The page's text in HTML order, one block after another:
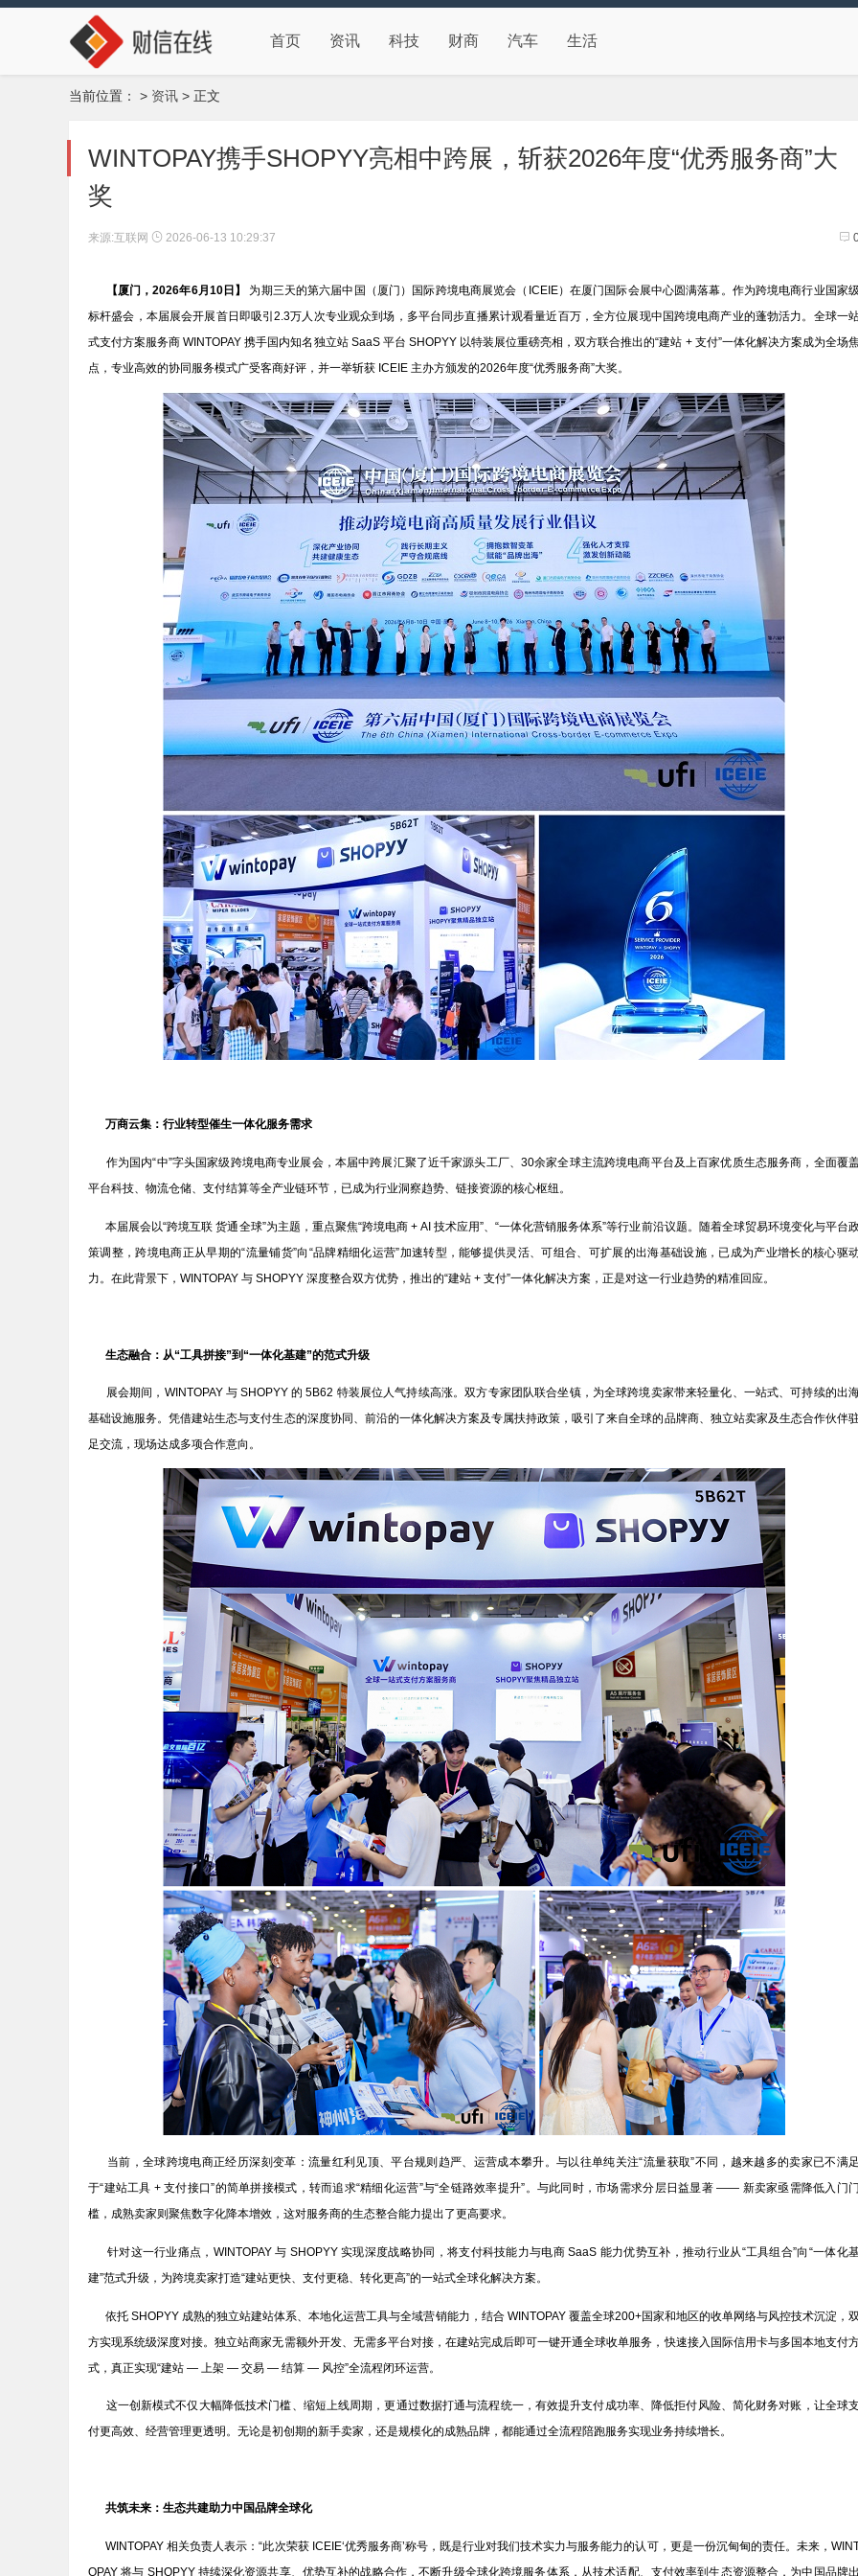
首页 资讯 科技 财商 汽车 生活
当前位置： > 资讯 > 正文
WINTOPAY携手SHOPYY亮相中跨展，斩获2026年度“优秀服务商”大
奖
来源:互联网 2026-06-13 10:29:37
【厦门，2026年6月10日】
为期三天的第六届中国（厦门）国际跨境电商展览会（ICEIE）在厦门国际会展中心圆满落幕。作为跨境电商行业国家
标杆盛会，本届展会开展首日即吸引2.3万人次专业观众到场，多平台同步直播累计观看量近百万，全方位展现中国跨境电商产业的蓬勃活力。全球一
式支付方案服务商 WINTOPAY 携手国内知名独立站 SaaS 平台 SHOPYY 以特装展位重磅亮相，双方联合推出的“建站 + 支付”一体化解决方案成为全场
点，专业高效的协同服务模式广受客商好评，并一举斩获 ICEIE 主办方颁发的2026年度“优秀服务商”大奖。
万商云集：行业转型催生一体化服务需求
作为国内“中”字头国家级跨境电商专业展会，本届中跨展汇聚了近千家源头工厂、30余家全球主流跨境电商平台及上百家优质生态服务商，全面覆
平台科技、物流仓储、支付结算等全产业链环节，已成为行业洞察趋势、链接资源的核心枢纽。
本届展会以“跨境互联 货通全球”为主题，重点聚焦“跨境电商 + AI 技术应用”、“一体化营销服务体系”等行业前沿议题。随着全球贸易环境变化与平台
策调整，跨境电商正从早期的“流量铺货”向“品牌精细化运营”加速转型，能够提供灵活、可组合、可扩展的出海基础设施，已成为产业增长的核心驱
力。在此背景下，WINTOPAY 与 SHOPYY 深度整合双方优势，推出的“建站 + 支付”一体化解决方案，正是对这一行业趋势的精准回应。
生态融合：从“工具拼接”到“一体化基建”的范式升级
展会期间，WINTOPAY 与 SHOPYY 的 5B62 特装展位人气持续高涨。双方专家团队联合坐镇，为全球跨境卖家带来轻量化、一站式、可持续的出
基础设施服务。凭借建站生态与支付生态的深度协同、前沿的一体化解决方案及专属扶持政策，吸引了来自全球的品牌商、独立站卖家及生态合作伙伴
足交流，现场达成多项合作意向。
当前，全球跨境电商正经历深刻变革：流量红利见顶、平台规则趋严、运营成本攀升。与以往单纯关注“流量获取”不同，越来越多的卖家已不满
于“建站工具 + 支付接口”的简单拼接模式，转而追求“精细化运营”与“全链路效率提升”。与此同时，市场需求分层日益显著 —— 新卖家亟需降低入门
槛，成熟卖家则聚焦数字化降本增效，这对服务商的生态整合能力提出了更高要求。
针对这一行业痛点，WINTOPAY 与 SHOPYY 实现深度战略协同，将支付科技能力与电商 SaaS 能力优势互补，推动行业从“工具组合”向“一体化
建”范式升级，为跨境卖家打造“建站更快、支付更稳、转化更高”的一站式全球化解决方案。
依托 SHOPYY 成熟的独立站建站体系、本地化运营工具与全域营销能力，结合 WINTOPAY 覆盖全球200+国家和地区的收单网络与风控技术沉淀，
方实现系统级深度对接。独立站商家无需额外开发、无需多平台对接，在建站完成后即可一键开通全球收单服务，快速接入国际信用卡与多国本地支付
式，真正实现“建站 — 上架 — 交易 — 结算 — 风控”全流程闭环运营。
这一创新模式不仅大幅降低技术门槛、缩短上线周期，更通过数据打通与流程统一，有效提升支付成功率、降低拒付风险、简化财务对账，让全球
付更高效、经营管理更透明。无论是初创期的新手卖家，还是规模化的成熟品牌，都能通过全流程陪跑服务实现业务持续增长。
共筑未来：生态共建助力中国品牌全球化
WINTOPAY 相关负责人表示：“此次荣获 ICEIE‘优秀服务商’称号，既是行业对我们技术实力与服务能力的认可，更是一份沉甸甸的责任。未来，
OPAY 将与 SHOPYY 持续深化资源共享、优势互补的战略合作，不断升级全球化跨境服务体系，从技术适配、支付效率到生态资源整合，为中国品牌